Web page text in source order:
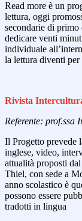
Read more è un
lettura, oggi
secondarie di primo
dedicare venti
individuale
la lettura diventi per
Rivista
Referente: prof.ssa
Il Progetto prevede
inglese, video,
attualità proposti
Thiel, con sede a
anno scolastico è
possono essere
tradotti in lingua